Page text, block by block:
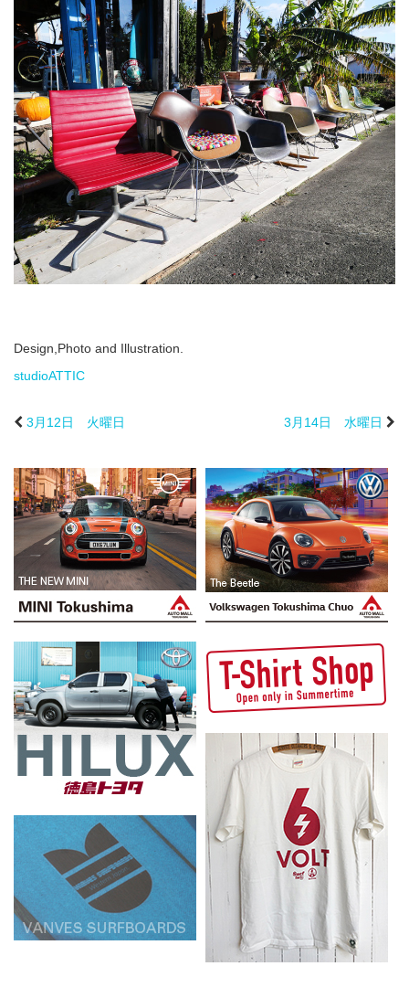
Design,Photo and Illustration.
studioATTIC
3月12日 火曜日 3月14日 水曜日